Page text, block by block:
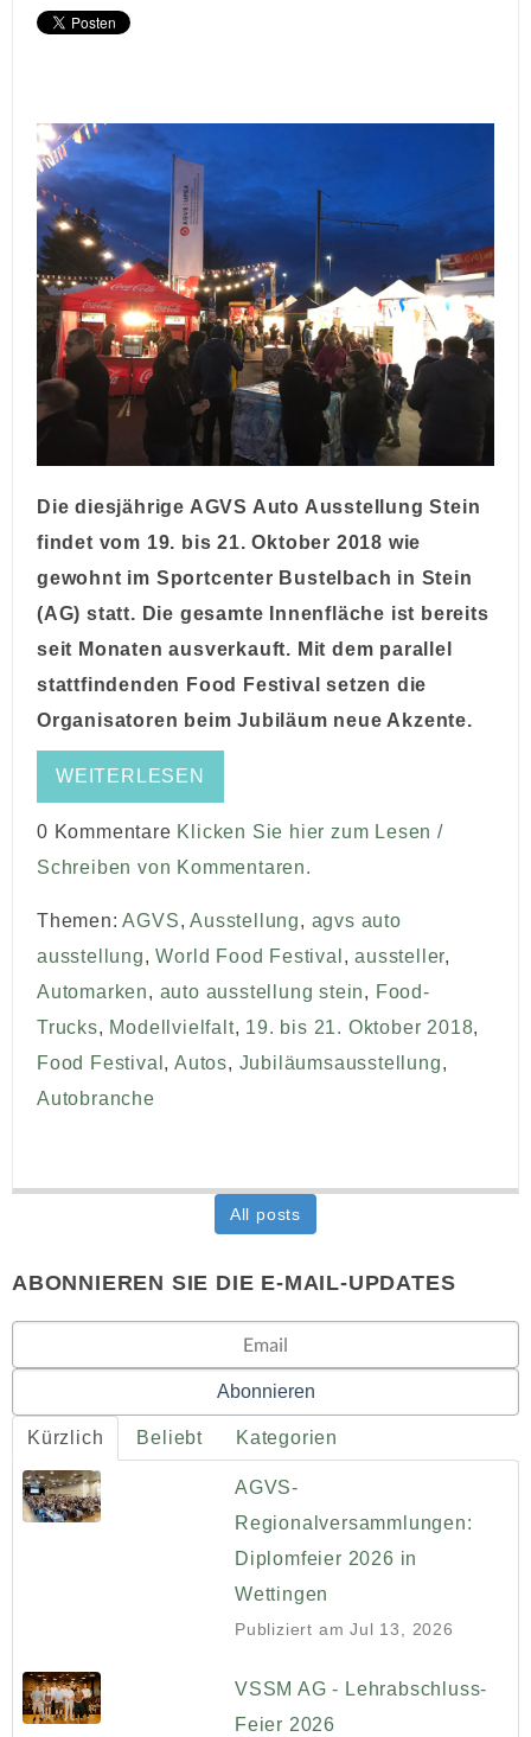
Die diesjährige AGVS Auto Ausstellung Stein
findet vom 19. bis 21. Oktober 2018 wie
gewohnt im Sportcenter Bustelbach in Stein
(AG) statt. Die gesamte Innenfläche ist bereits
seit Monaten ausverkauft. Mit dem parallel
stattfindenden Food Festival setzen die
Organisatoren beim Jubiläum neue Akzente.
WEITERLESEN
0 Kommentare Klicken Sie hier zum Lesen /
Schreiben von Kommentaren.
Themen:AGVS,Ausstellung, agvs auto
ausstellung,World Food Festival ,aussteller,
Automarken, auto ausstellung stein, Food-
Trucks, Modellvielfalt, 19. bis 21. Oktober 2018,
Food Festival ,Autos, Jubiläumsausstellung,
Autobranche
All posts
ABONNIEREN SIE DIE E-MAIL-UPDATES
Kürzlich Beliebt Kategorien
AGVS-
Regionalversammlungen:
Diplomfeier 2026 in
Wettingen
Publiziert am Jul 13, 2026
VSSM AG - Lehrabschluss-
Feier 2026